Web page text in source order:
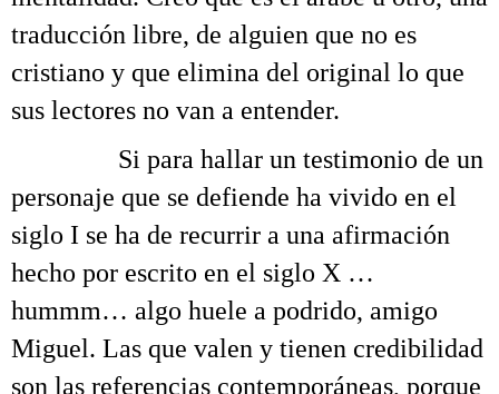
traducción libre, de alguien que no es
cristiano y que elimina del original lo que
sus lectores no van a entender.
Si para hallar un testimonio de un
personaje que se defiende ha vivido en el
siglo I se ha de recurrir a una afirmación
hecho por escrito en el siglo X …
hummm… algo huele a podrido, amigo
Miguel. Las que valen y tienen credibilidad
son las referencias contemporáneas, porque